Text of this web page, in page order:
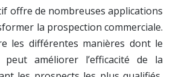
offre de nombreuses applications
la prospection commerciale.
les différentes manières dont le
améliorer l’efficacité de la